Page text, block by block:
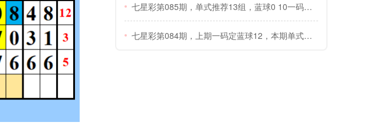
七星彩第085期，单式推荐13组，蓝球0 10一码定蓝球0
七星彩第084期，上期一码定蓝球12，本期单式推荐13组，蓝球看1